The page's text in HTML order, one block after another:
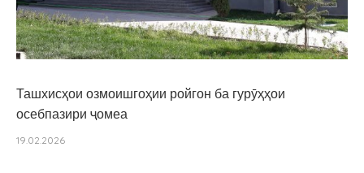
Ташхисҳои озмоишгоҳии ройгон ба гурӯҳҳои
осебпазири ҷомеа
19.02.2026